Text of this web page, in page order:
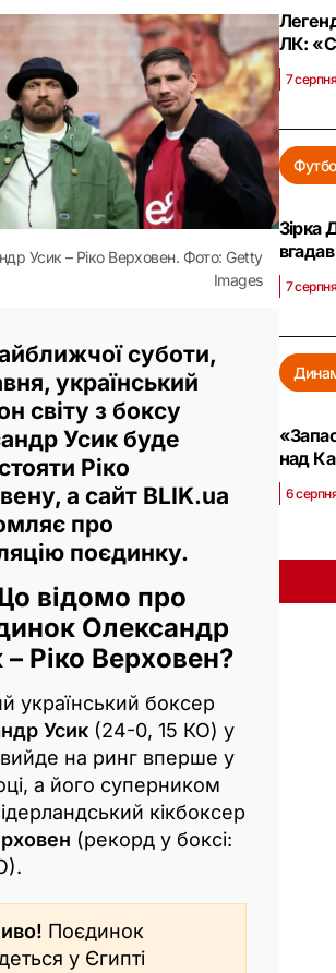
Усик – Ріко Верховен. Фото: Getty
Images
суботи,
український
світу з боксу
Усик буде
Ріко
а сайт BLIK.ua
про
поєдинку.
відомо про
Олександр
– Ріко Верховен?
український боксер
Усик (24-0, 15 КО) у
на ринг вперше у
а його суперником
кікбоксер
(рекорд у боксі:
Поєдинок
у Єгипті
ЛК:
7
Зірка
7
над
6